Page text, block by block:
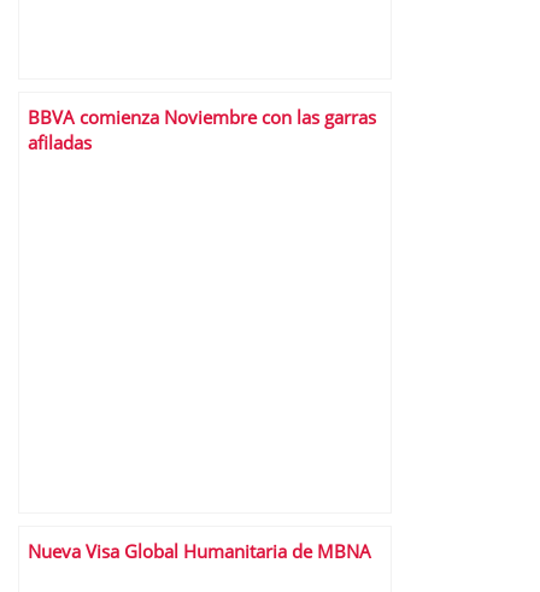
BBVA comienza Noviembre con las garras
afiladas
Nueva Visa Global Humanitaria de MBNA